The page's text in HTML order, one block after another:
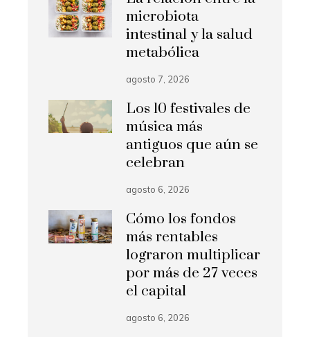
microbiota
intestinal y la salud
metabólica
agosto 7, 2026
Los 10 festivales de
música más
antiguos que aún se
celebran
agosto 6, 2026
Cómo los fondos
más rentables
lograron multiplicar
por más de 27 veces
el capital
agosto 6, 2026